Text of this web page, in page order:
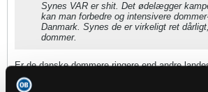
Synes VAR er shit. Det ødelægger
kan man forbedre og intensivere
Danmark. Synes de er virkeligt ret
dommer.
Er de danske dommere ringere end andre
eneste land i verden, hvor dem der går op i
synes dommerne er ringe?